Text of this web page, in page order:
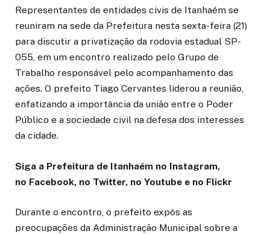
Representantes de entidades civis de Itanhaém se
reuniram na sede da Prefeitura nesta sexta-feira (21)
para discutir a privatização da rodovia estadual SP-
055, em um encontro realizado pelo Grupo de
Trabalho responsável pelo acompanhamento das
ações. O prefeito Tiago Cervantes liderou a reunião,
enfatizando a importância da união entre o Poder
Público e a sociedade civil na defesa dos interesses
da cidade.
Siga a Prefeitura de Itanhaém no Instagram,
no Facebook, no Twitter, no Youtube e no Flickr
Durante o encontro, o prefeito expôs as
preocupações da Administração Municipal sobre a